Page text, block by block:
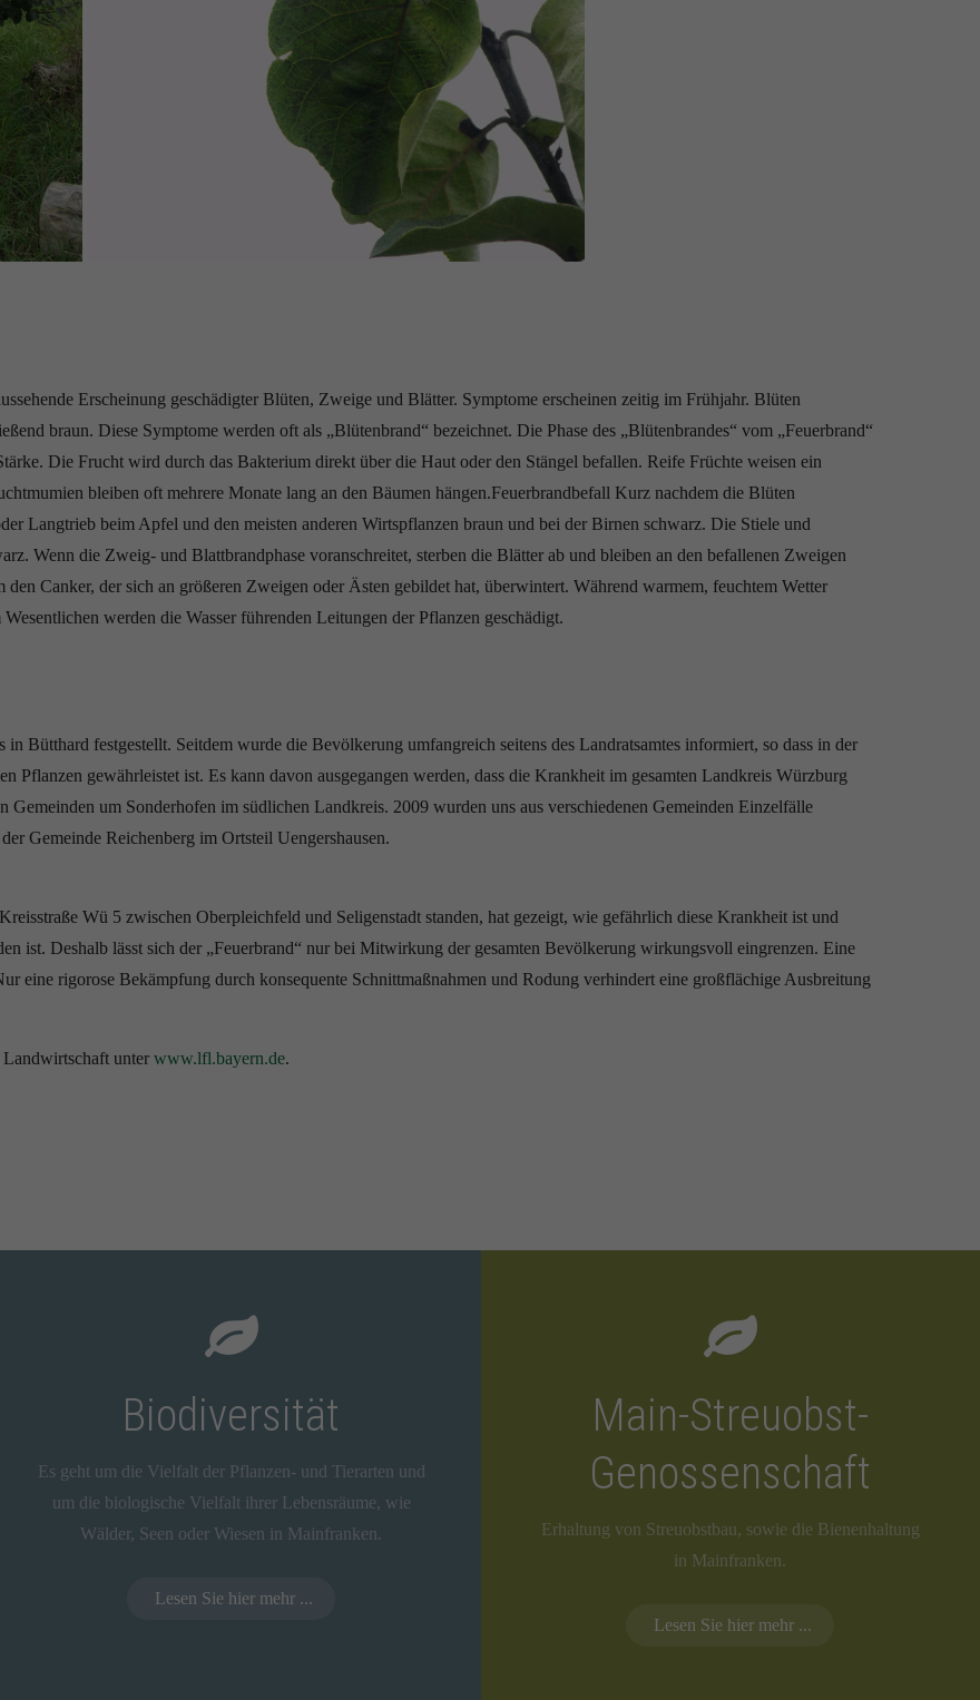
Erscheinung geschädigter Blüten, Zweige und Blätter. Symptome erscheinen zeitig im Frühjahr. Blüten
braun. Diese Symptome werden oft als „Blütenbrand“ bezeichnet. Die Phase des „Blütenbrandes“ vom „Feuerbrand“
Die Frucht wird durch das Bakterium direkt über die Haut oder den Stängel befallen. Reife Früchte weisen ein
bleiben oft mehrere Monate lang an den Bäumen hängen.Feuerbrandbefall Kurz nachdem die Blüten
Langtrieb beim Apfel und den meisten anderen Wirtspflanzen braun und bei der Birnen schwarz. Die Stiele und
Wenn die Zweig- und Blattbrandphase voranschreitet, sterben die Blätter ab und bleiben an den befallenen Zweigen
Canker, der sich an größeren Zweigen oder Ästen gebildet hat, überwintert. Während warmem, feuchtem Wetter
werden die Wasser führenden Leitungen der Pflanzen geschädigt.
Bütthard festgestellt. Seitdem wurde die Bevölkerung umfangreich seitens des Landratsamtes informiert, so dass in der
Pflanzen gewährleistet ist. Es kann davon ausgegangen werden, dass die Krankheit im gesamten Landkreis Würzburg
um Sonderhofen im südlichen Landkreis. 2009 wurden uns aus verschiedenen Gemeinden Einzelfälle
Gemeinde Reichenberg im Ortsteil Uengershausen.
Wü 5 zwischen Oberpleichfeld und Seligenstadt standen, hat gezeigt, wie gefährlich diese Krankheit ist und
ist. Deshalb lässt sich der „Feuerbrand“ nur bei Mitwirkung der gesamten Bevölkerung wirkungsvoll eingrenzen. Eine
eine rigorose Bekämpfung durch konsequente Schnittmaßnahmen und Rodung verhindert eine großflächige Ausbreitung
Landwirtschaft unter www.lfl.bayern.de.
Biodiversität
Es geht um die Vielfalt der Pflanzen- und Tierarten und
um die biologische Vielfalt ihrer Lebensräume, wie
Wälder, Seen oder Wiesen in Mainfranken.
Lesen Sie hier mehr ...
Main-Streuobst-
Genossenschaft
Erhaltung von Streuobstbau, sowie die Bienenhaltung
in Mainfranken.
Lesen Sie hier mehr ...